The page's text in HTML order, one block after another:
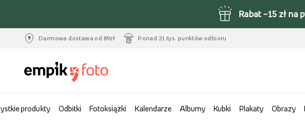
Rabat –15 zł na
Darmowa dostawa od 89zł Ponad 21 tys. punktów odbioru
produkty Odbitki Fotoksiążki Kalendarze Albumy Kubki Plakaty Obrazy